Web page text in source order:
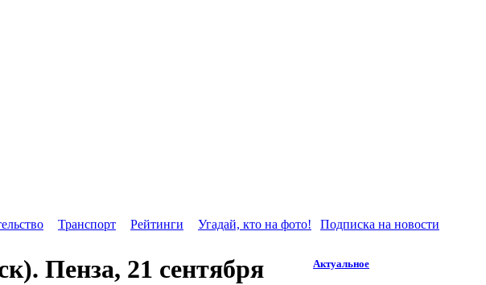
Транспорт Рейтинги Угадай, кто на фото! Подписка на новости
Пенза, 21 сентября
Актуальное